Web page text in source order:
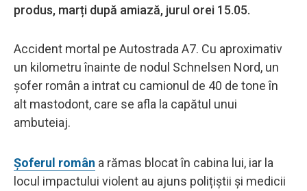
produs, marți după amiază, jurul orei 15.05.
Accident mortal pe Autostrada A7. Cu aproximativ
un kilometru înainte de nodul Schnelsen Nord, un
șofer român a intrat cu camionul de 40 de tone în
alt mastodont, care se afla la capătul unui
ambuteiaj.
Șoferul român a rămas blocat în cabina lui, iar la
locul impactului violent au ajuns polițiștii și medicii